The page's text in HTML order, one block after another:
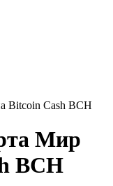
Bitcoin Cash BCH
Мир
BCH